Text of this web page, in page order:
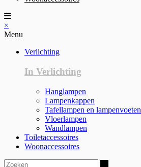
×
Menu
Verlichting
In Verlichting
Hanglampen
Lampenkappen
Tafellampen en lampenvoeten
Vloerlampen
Wandlampen
Toiletaccessoires
Woonaccessoires